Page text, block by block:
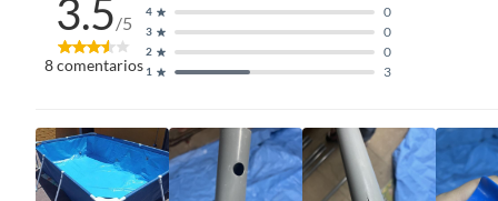
• 15.6 kg
3.5/5
8comentarios 1 3
2 0
3 0
4 0